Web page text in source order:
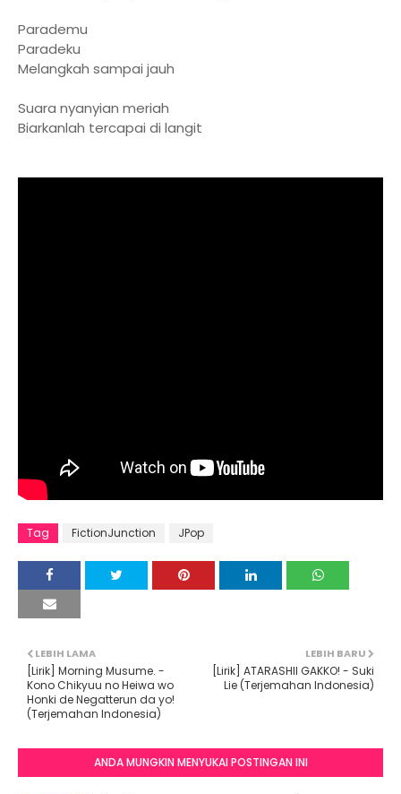
Parademu
Paradeku
Melangkah sampai jauh
Suara nyanyian meriah
Biarkanlah tercapai di langit
Tag FictionJunction JPop
LEBIH BARU
[Lirik] ATARASHII GAKKO! - Suki
Lie (Terjemahan Indonesia)
LEBIH LAMA
[Lirik] Morning Musume. -
Kono Chikyuu no Heiwa wo
Honki de Negatterun da yo!
(Terjemahan Indonesia)
ANDA MUNGKIN MENYUKAI POSTINGAN INI